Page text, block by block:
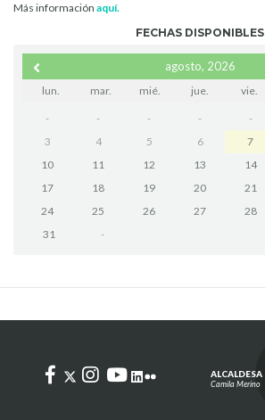
Más información aquí.
FECHAS DISPONIBLES
agosto, 2026
lun. mar. mié. jue. vie.
- - - - -
3
4 5 6 7
10
11 12 13 14
17
18 19 20 21
24
25 26 27 28
31
-
ALCALDESA
Camila Merino